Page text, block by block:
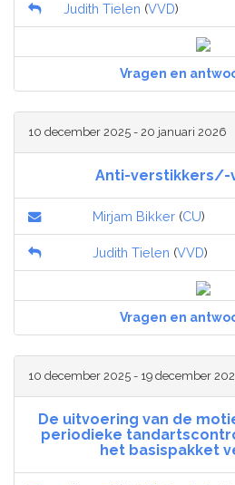
Judith Tielen (VVD)
Vragen en
10 december 2025 - 20 januari 2026
Anti-verstikkers/-
Mirjam Bikker (CU)
Judith Tielen (VVD)
Vragen en
10 december 2025 - 19 december
De uitvoering van de
periodieke
het basispakket